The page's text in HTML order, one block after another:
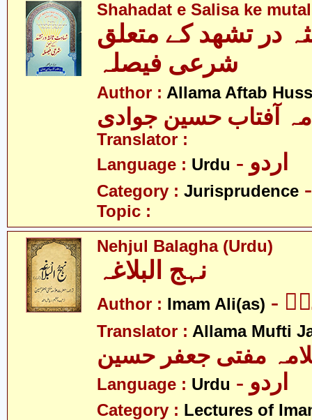
Shahadat e Salisa ke
در تشھد کے متعلق
شرعی فیصلہ
Author : Allama Aftab
آفتاب حسین جوادی
Translator :
Language : Urdu - اردو
Category : Jurisprudence
Topic :
Nehjul Balagha (Urdu)
نہج البلاغہ
Author : Imam Ali(as)
Translator : Allama Mufti
مفتی جعفر حسین
Language : Urdu - اردو
Category : Lectures of